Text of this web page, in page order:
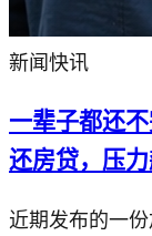
新闻快讯
一辈子都还
还房贷，压
近期发布的一